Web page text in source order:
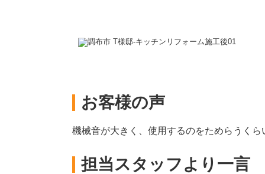
お客様の声
機械音が大きく、使用するのをためらうく
担当スタッフより一言